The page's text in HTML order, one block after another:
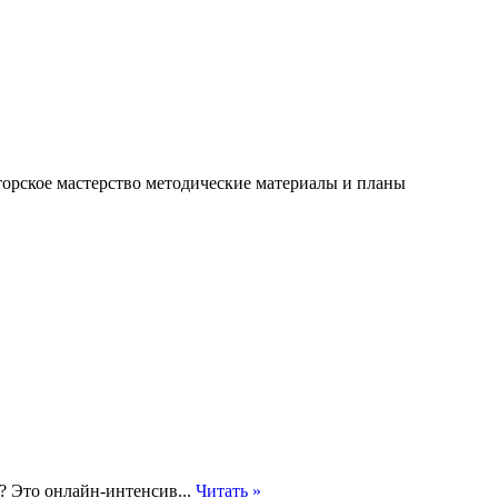
мастерство методические материалы и планы
Это онлайн-интенсив... Читать »